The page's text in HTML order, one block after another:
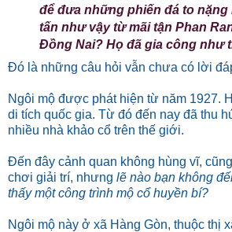
để đưa những phiến đá to nặng
tấn như vậy từ mãi tận Phan
Đồng Nai? Họ đã gia công như
Đó là những câu hỏi vẫn chưa có lời
Ngôi mộ được phát hiện từ năm 1927.
di tích quốc gia. Từ đó đến nay đã thu
nhiều nhà khảo cổ trên thế giới.
Đến đây cảnh quan không hùng vĩ,
chơi giải trí, nhưng lẽ nào bạn không
thấy một công trình mộ cổ huyền bí?
Ngôi mộ này ở xã Hàng Gòn, thuộc thị